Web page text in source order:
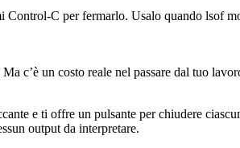
Control-C per fermarlo. Usalo quando lsof
c’è un costo reale nel passare dal tuo
e ti offre un pulsante per chiudere
output da interpretare.